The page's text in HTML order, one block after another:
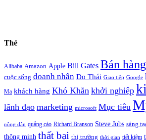
Thẻ
Alibaba Amazon Apple Bill Gates Bán hàng
cuộc sống doanh nhân Do Thái Giao tiếp Google
Ma khách hàng Khó Khăn khởi nghiệp
lãnh đạo marketing microsoft Mục tiêu
nông dân quảng cáo Richard Branson Steve Jobs sáng
thông minh thất bại thị trường thời gian tiết kiệm